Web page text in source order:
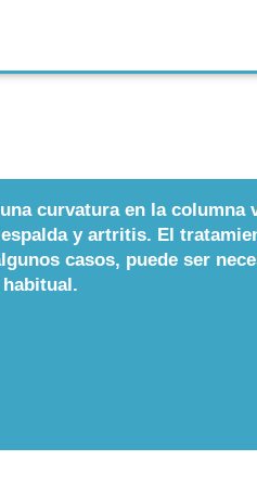
curvatura en la columna
y artritis. El
casos, puede ser